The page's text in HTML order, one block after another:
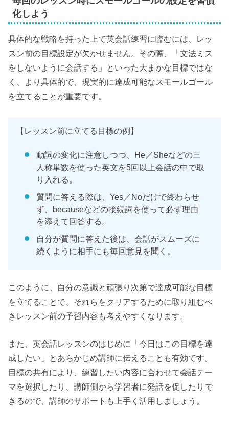
化しよう
具体的な戦略を持った上で英会話練習に臨むには、レッ
スン前の目標設定が欠かせません。その際、「文法ミス
をしないように会話する」といった大まかな目標ではな
く、より具体的で、現実的に達成可能なスモールゴール
を立てることが重要です。
【レッスン前に立てる目標の例】
動詞の変化に注意しつつ、He／Sheなどの三
人称単数を使った英文を5回以上会話の中で取
り入れる。
質問に答える際は、Yes／Noだけで終わらせ
ず、becauseなどの接続詞を使って必ず理由
を添えて回答する。
自分が質問に答えた後は、会話がスムーズに
続くように相手にも毎回意見を聞く。
このように、自分の意識と頑張り次第で達成可能な目標
を立てることで、それらをクリアするために取り組むべ
きレッスン前の予習内容も考えやすくなります。
また、英会話レッスンのはじめに「今日はこの目標を達
成したい」とあらかじめ講師に伝えることも有効です。
目標の共有により、練習したい内容に合わせて会話テー
マを選択したり、講師側から学習者に発話を促したりで
きるので、講師のサポートも上手く活用しましょう。